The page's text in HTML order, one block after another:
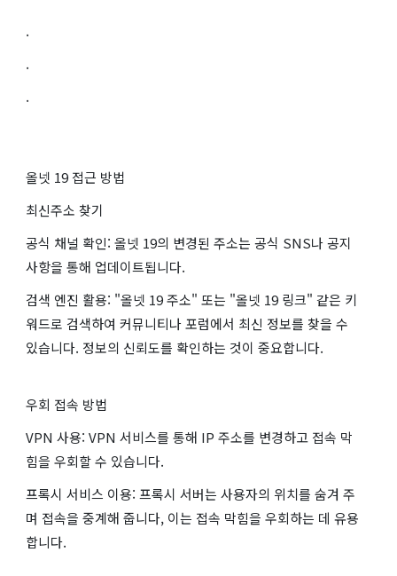
.
.
.
올넷 19 접근 방법
최신주소 찾기
공식 채널 확인: 올넷 19의 변경된 주소는 공식 SNS나 공지
사항을 통해 업데이트됩니다.
검색 엔진 활용: "올넷 19 주소" 또는 "올넷 19 링크" 같은 키
워드로 검색하여 커뮤니티나 포럼에서 최신 정보를 찾을 수
있습니다. 정보의 신뢰도를 확인하는 것이 중요합니다.
우회 접속 방법
VPN 사용: VPN 서비스를 통해 IP 주소를 변경하고 접속 막
힘을 우회할 수 있습니다.
프록시 서비스 이용: 프록시 서버는 사용자의 위치를 숨겨 주
며 접속을 중계해 줍니다, 이는 접속 막힘을 우회하는 데 유용
합니다.